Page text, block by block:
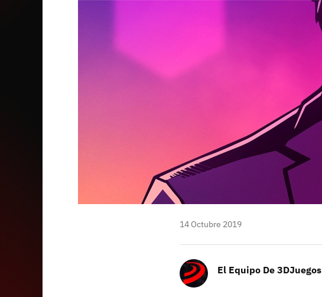
14 Octubre 2019
El Equipo De 3DJuegos